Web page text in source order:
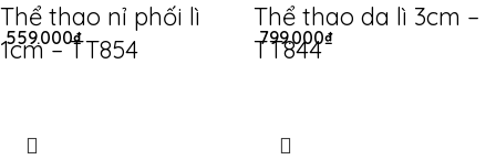
Thể thao nỉ phối lì
1cm – TT854
559.000₫
Thể thao da lì 3cm –
TT844
799.000₫